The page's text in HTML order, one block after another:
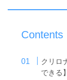
Contents
クリロ
できる】